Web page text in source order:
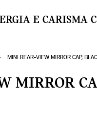
E CARISMA
MINI REAR-VIEW MIRROR CAP,
MIRROR